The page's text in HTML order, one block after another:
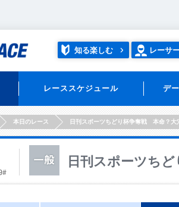
知る楽しむ レーサ
レーススケジュール デ
本日のレース 日刊スポーツちどり杯争奪戦 本命？大
日刊スポーツち